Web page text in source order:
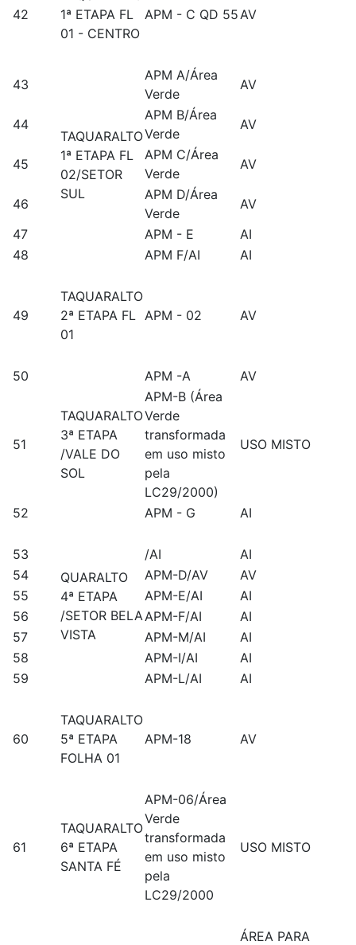
42
1ª ETAPA FL
01 - CENTRO
APM - C QD 55AV
43
TAQUARALTO
1ª ETAPA FL
02/SETOR
SUL
APM A/Área
Verde
AV
44
APM B/Área
Verde
AV
45
APM C/Área
Verde
AV
46
APM D/Área
Verde
AV
47
APM - E
AI
48
APM F/AI AI
49
TAQUARALTO
2ª ETAPA FL
01
APM - 02 AV
50
TAQUARALTO
3ª ETAPA
/VALE DO
SOL
APM -A AV
51
APM-B (Área
Verde
transformada
em uso misto
pela
LC29/2000)
USO MISTO
52 APM - G AI
53
QUARALTO
4ª ETAPA
/SETOR BELA
VISTA
/AI
AI
54
APM-D/AV
AV
55
APM-E/AI
AI
56
APM-F/AI
AI
57
APM-M/AI
AI
58
APM-I/AI
AI
59
APM-L/AI AI
60
TAQUARALTO
5ª ETAPA
FOLHA 01
APM-18 AV
61
TAQUARALTO
6ª ETAPA
SANTA FÉ
APM-06/Área
Verde
transformada
em uso misto
pela
LC29/2000
USO MISTO
ÁREA PARA